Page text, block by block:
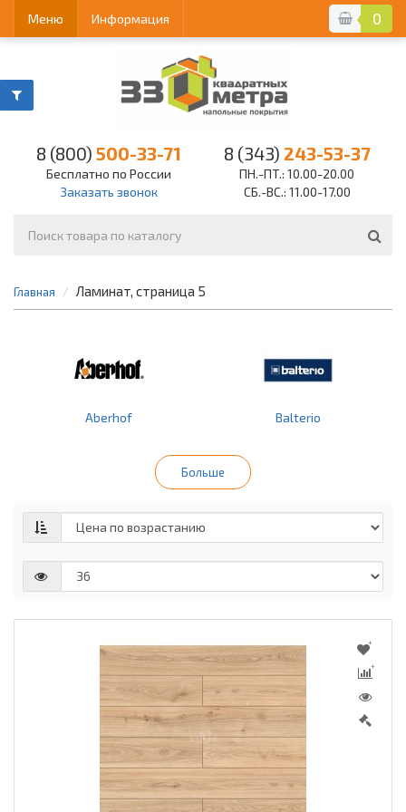
0
Меню Информация
8 (800) 500-33-71
Бесплатно по России
Заказать звонок
8 (343) 243-53-37
ПН.-ПТ.: 10.00-20.00
СБ.-ВС.: 11.00-17.00
Главная Ламинат, страница 5
Aberhof Balterio
Belfloor Berry Alloc
Bonkeel Classen
Egger Floorwood
Ideal Kaindl Masterfloor
Больше